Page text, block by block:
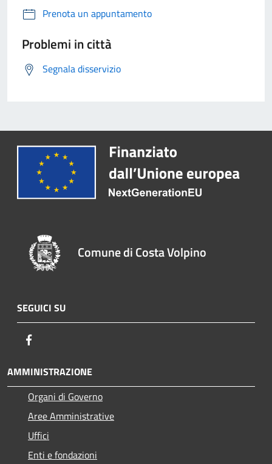
Prenota un appuntamento
Problemi in città
Segnala disservizio
Comune di Costa Volpino
SEGUICI SU
AMMINISTRAZIONE
Organi di Governo
Aree Amministrative
Uffici
Enti e fondazioni